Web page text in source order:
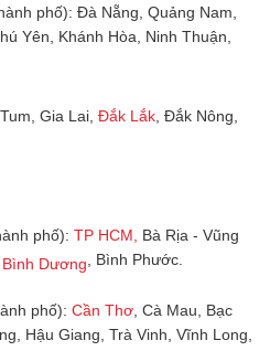
phố): Đà Nẵng, Quảng Nam,
Yên, Khánh Hòa, Ninh Thuận,
Gia Lai, Đắk Lắk , Đắk Nông,
phố): TP HCM, Bà Rịa - Vũng
Bình Dương, Bình Phước.
phố): Cần Thơ , Cà Mau, Bạc
Hậu Giang, Trà Vinh, Vĩnh Long,